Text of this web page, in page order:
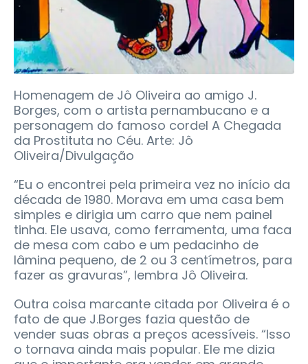
Homenagem de Jô Oliveira ao amigo J.
Borges, com o artista pernambucano e a
personagem do famoso cordel A Chegada
da Prostituta no Céu. Arte: Jô
Oliveira/Divulgação
“Eu o encontrei pela primeira vez no início da
década de 1980. Morava em uma casa bem
simples e dirigia um carro que nem painel
tinha. Ele usava, como ferramenta, uma faca
de mesa com cabo e um pedacinho de
lâmina pequeno, de 2 ou 3 centímetros, para
fazer as gravuras”, lembra Jô Oliveira.
Outra coisa marcante citada por Oliveira é o
fato de que J.Borges fazia questão de
vender suas obras a preços acessíveis. “Isso
o tornava ainda mais popular. Ele me dizia